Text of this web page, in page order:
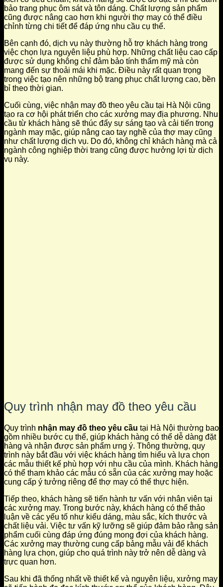
bảo trang phục ôm sát và tôn dáng. Chất lượng sản phẩm
cũng được nâng cao hơn khi người thợ may có thể điều
chỉnh từng chi tiết để đáp ứng nhu cầu cụ thể.
Bên cạnh đó, dịch vụ này thường hỗ trợ khách hàng trong
việc chọn lựa nguyên liệu phù hợp. Những chất liệu cao cấp
được sử dụng không chỉ đảm bảo tính thẩm mỹ mà còn
mang đến sự thoải mái khi mặc. Điều này rất quan trọng
trong việc tạo nên những bộ trang phục chất lượng cao, bền
bỉ theo thời gian.
Cuối cùng, việc nhận may đồ theo yêu cầu tại Hà Nội cũng
tạo ra cơ hội phát triển cho các xưởng may địa phương. Nhu
cầu từ khách hàng sẽ thúc đẩy sự sáng tạo và cải tiến trong
ngành may mặc, giúp nâng cao tay nghề của thợ may cũng
như chất lượng dịch vụ. Do đó, không chỉ khách hàng mà cả
ngành công nghiệp thời trang cũng được hưởng lợi từ dịch
vụ này.
Quy trình nhận may đồ theo yêu cầu
Quy trình nhận may đồ theo yêu cầu tại Hà Nội thường bao
gồm nhiều bước cụ thể, giúp khách hàng có thể dễ dàng đặt
hàng và nhận được sản phẩm ưng ý. Thông thường, quy
trình này bắt đầu với việc khách hàng tìm hiểu và lựa chọn
các mẫu thiết kế phù hợp với nhu cầu của mình. Khách hàng
có thể tham khảo các mẫu có sẵn của các xưởng may hoặc
cung cấp ý tưởng riêng để thợ may có thể thực hiện.
Tiếp theo, khách hàng sẽ tiến hành tư vấn với nhân viên tại
các xưởng may. Trong bước này, khách hàng có thể thảo
luận về các yếu tố như kiểu dáng, màu sắc, kích thước và
chất liệu vải. Việc tư vấn kỹ lưỡng sẽ giúp đảm bảo rằng sản
phẩm cuối cùng đáp ứng đúng mong đợi của khách hàng.
Các xưởng may thường cung cấp bảng mẫu vải để khách
hàng lựa chọn, giúp cho quá trình này trở nên dễ dàng và
trực quan hơn.
Sau khi đã thống nhất về thiết kế và nguyên liệu, xưởng may